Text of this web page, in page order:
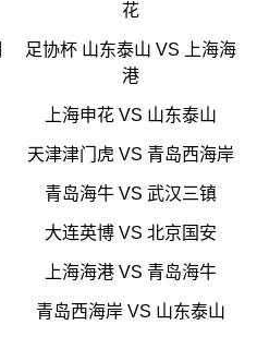
花
足协杯 山东泰山 VS 上海海
港
上海申花 VS 山东泰山
天津津门虎 VS 青岛西海岸
青岛海牛 VS 武汉三镇
大连英博 VS 北京国安
上海海港 VS 青岛海牛
青岛西海岸 VS 山东泰山